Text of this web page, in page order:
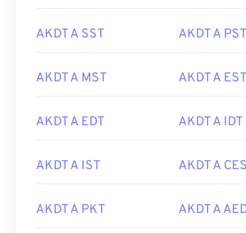
AKDT A SST AKDT A PST
AKDT A MST AKDT A EST
AKDT A EDT AKDT A IDT
AKDT A IST AKDT A
AKDT A PKT AKDT A